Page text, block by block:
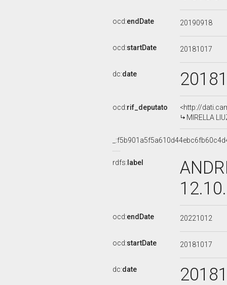
ocd:endDate 20190918
ocd:startDate 20181017
dc:date
ocd:rif_deputato
<http://
MIRELLA
rdfs: label
ocd:endDate 20221012
ocd:startDate 20181017
dc:date